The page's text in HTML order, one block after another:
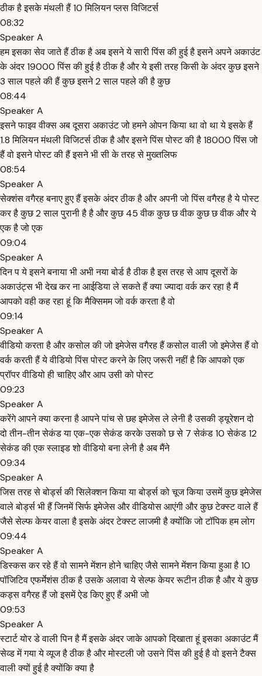
ठीक है इसके मंथली हैं 10 मिलियन प्लस विजिटर्स
08:32
Speaker A
हम इसका सेव जाते हैं ठीक है अब इसने ये सारी पिंस की हुई है इसने अपने अकाउंट
के अंदर 19000 पिंस की हुई है ठीक है और ये इसी तरह किसी के अंदर कुछ इसने
3 साल पहले की हैं कुछ इसने 2 साल पहले की है कुछ
08:44
Speaker A
इसने फाइव वीक्स अब दूसरा अकाउंट जो हमने ओपन किया था वो था ये इसके हैं
1.8 मिलियन मंथली विजिटर्स ठीक है और इसने पिंस पोस्ट की है 18000 पिंस जो
हैं वो इसने पोस्ट की हैं इसने भी सी के तरह से मुख्तलिफ
08:54
Speaker A
सेक्शंस वगैरह बनाए हुए हैं इसके अंदर ठीक है और अपनी जो पिंस वगैरह है ये पोस्ट
कर है कुछ 2 साल पुरानी है है और कुछ 45 वीक कुछ छ वीक कुछ छ वीक और ये
एक है जो एक
09:04
Speaker A
दिन प ये इसने बनाया भी अभी नया बोर्ड है ठीक है इस तरह से आप दूसरों के
अकाउंट्स भी देख कर ना आईडिया ले सकते हैं क्या ज्यादा वर्क कर रहा है मैं
आपको वही कह रहा हूं कि मैक्सिमम जो वर्क करता है वो
09:14
Speaker A
वीडियो करता है और कसोल की जो इमेजेस वगैरह हैं कसोल वाली जो इमेजेस हैं वो
वर्क करती हैं ये वीडियो पिंस पोस्ट करने के लिए जरूरी नहीं है कि आपको एक
प्रॉपर वीडियो ही चाहिए और आप उसी को पोस्ट
09:23
Speaker A
करेंगे आपने क्या करना है आपने पांच से छह इमेजेस ले लेनी है उसकी ड्यूरेशन दो
दो तीन-तीन सेकंड या एक-एक सेकंड करके उसको छ से 7 सेकंड 10 सेकंड 12
सेकंड की एक स्लाइड शो वीडियो बना लेनी है अब मैंने
09:34
Speaker A
जिस तरह से बोर्ड्स की सिलेक्शन किया या बोर्ड्स को चूज किया उसमें कुछ इमेजेस
वाले बोर्ड्स भी हैं जिनमें सिर्फ इमेजेस और वीडियोस आएंगी और कुछ टेक्स्ट वाले हैं
जैसे सेल्फ केयर वाला है इसके अंदर टेक्स्ट लाजमी है क्योंकि जो टॉपिक हम लोग
09:44
Speaker A
डिस्कस कर रहे हैं वो सामने मेंशन होने चाहिए जैसे सामने मेंशन किया हुआ है 10
पॉजिटिव एफर्मेशंस ठीक है उसके अलावा ये सेल्फ केयर रूटीन ठीक है और ये कुछ
कड्स वगैरह हैं जो इसमें ऐड किए हुए हैं अभी जो
09:53
Speaker A
स्टार्ट योर डे वाली पिन है मैं इसके अंदर जाके आपको दिखाता हूं इसका अकाउंट मैं
सेव्ड में गया ये व्यूज है ठीक है और मोस्टली जो उसने पिंस की हुई है वो इसने टैक्स
वाली क्यों हुई है क्योंकि क्या है